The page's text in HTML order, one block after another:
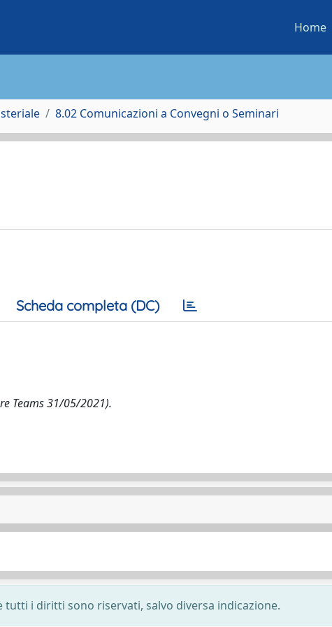
Home
8.02 Comunicazioni a Convegni o Seminari
Scheda completa (DC)
Teams 31/05/2021).
i diritti sono riservati, salvo diversa indicazione.